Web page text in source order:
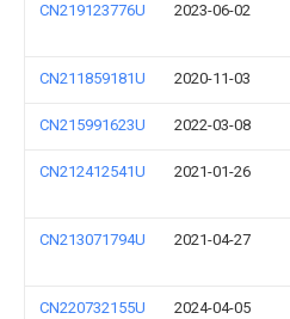
CN219123776U 2023-06-02
CN211859181U 2020-11-03
CN215991623U 2022-03-08
CN212412541U 2021-01-26
CN213071794U 2021-04-27
CN220732155U 2024-04-05